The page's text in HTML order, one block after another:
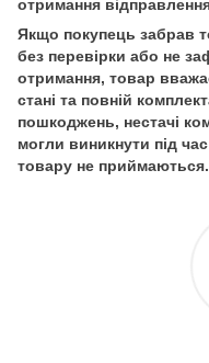
отримання
Якщо покупець забрав
без перевірки або не
отримання, товар
стані та повній
пошкоджень, нестачі
могли виникнути під
товару не приймаються.